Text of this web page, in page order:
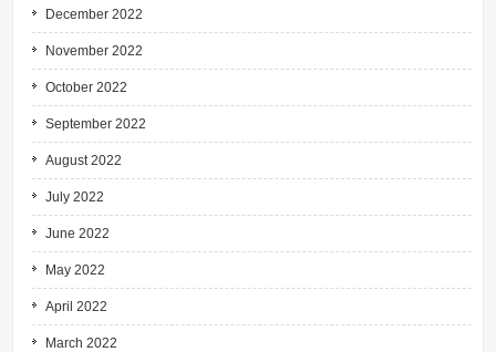
December 2022
November 2022
October 2022
September 2022
August 2022
July 2022
June 2022
May 2022
April 2022
March 2022